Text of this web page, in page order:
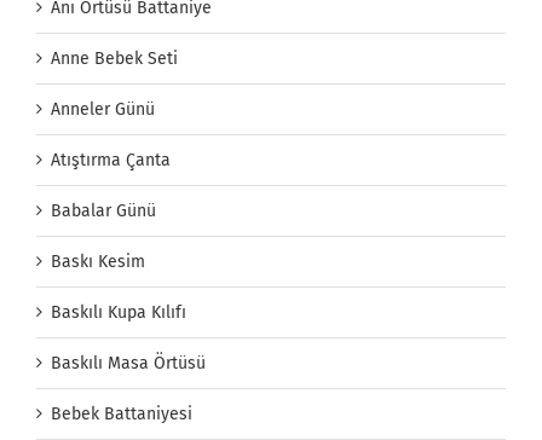
Anı Örtüsü Battaniye
Anne Bebek Seti
Anneler Günü
Atıştırma Çanta
Babalar Günü
Baskı Kesim
Baskılı Kupa Kılıfı
Baskılı Masa Örtüsü
Bebek Battaniyesi